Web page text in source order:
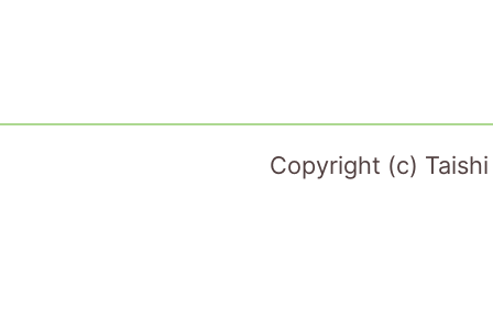
Copyright (c)